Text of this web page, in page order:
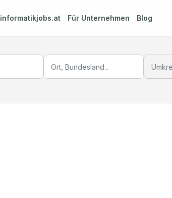
informatikjobs.at Für Unternehmen Blog